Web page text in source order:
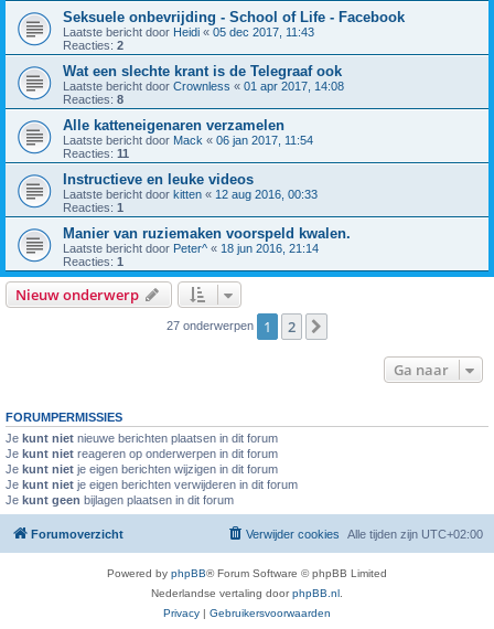
Seksuele onbevrijding - School of Life - Facebook
Laatste bericht door Heidi « 05 dec 2017, 11:43
Reacties: 2
Wat een slechte krant is de Telegraaf ook
Laatste bericht door Crownless « 01 apr 2017, 14:08
Reacties: 8
Alle katteneigenaren verzamelen
Laatste bericht door Mack « 06 jan 2017, 11:54
Reacties: 11
Instructieve en leuke videos
Laatste bericht door kitten « 12 aug 2016, 00:33
Reacties: 1
Manier van ruziemaken voorspeld kwalen.
Laatste bericht door Peter^ « 18 jun 2016, 21:14
Reacties: 1
Nieuw onderwerp
27 onderwerpen 1 2
Ga naar
FORUMPERMISSIES
Je kunt niet nieuwe berichten plaatsen in dit forum
Je kunt niet reageren op onderwerpen in dit forum
Je kunt niet je eigen berichten wijzigen in dit forum
Je kunt niet je eigen berichten verwijderen in dit forum
Je kunt geen bijlagen plaatsen in dit forum
Forumoverzicht Alle tijden zijn UTC+02:00
Verwijder cookies
Powered by phpBB® Forum Software © phpBB Limited
Nederlandse vertaling doorphpBB.nl
Privacy | Gebruikersvoorwaarden